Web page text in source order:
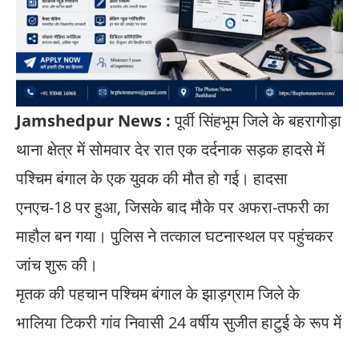
Jamshedpur News :पूर्वी सिंहभूम जिले के बहरागोड़ा
थाना क्षेत्र में सोमवार देर रात एक दर्दनाक सड़क हादसे में
पश्चिम बंगाल के एक युवक की मौत हो गई। हादसा
एनएच-18 पर हुआ, जिसके बाद मौके पर अफरा-तफरी का
माहौल बन गया। पुलिस ने तत्काल घटनास्थल पर पहुंचकर
जांच शुरू की।
मृतक की पहचान पश्चिम बंगाल के झाड़ग्राम जिले के
भालिया टिकरी गांव निवासी 24 वर्षीय सुजीत हाटुई के रूप में